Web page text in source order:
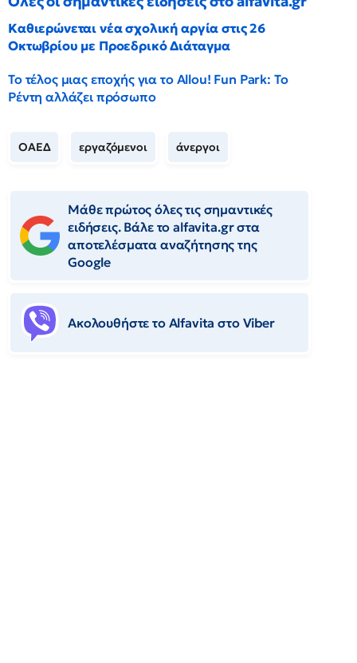
Καθιερώνεται νέα σχολική αργία στις 26
Οκτωβρίου με Προεδρικό Διάταγμα
Το τέλος μιας εποχής για το Allou! Fun Park: Το
Ρέντη αλλάζει πρόσωπο
ΟΑΕΔ εργαζόμενοι άνεργοι
Μάθε πρώτος όλες τις σημαντικές
ειδήσεις. Βάλε το alfavita.gr στα
αποτελέσματα αναζήτησης της
Google
Ακολουθήστε το Αlfavita στο Viber